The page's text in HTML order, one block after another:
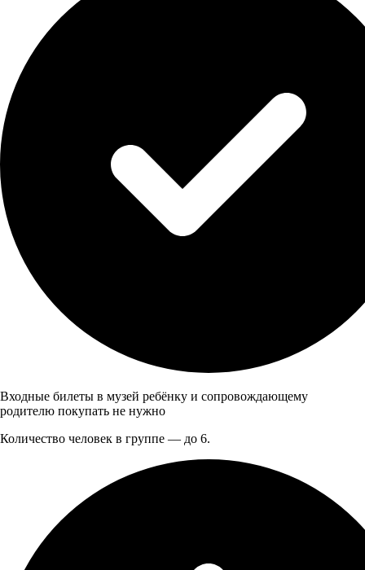
Входные билеты в музей ребёнку и сопровождающему
родителю покупать не нужно
Количество человек в группе — до 6.